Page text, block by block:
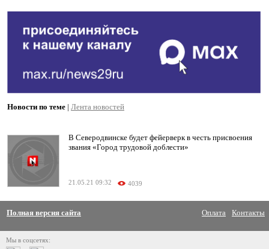
Новости по теме | Лента новостей
В Северодвинске будет фейерверк в честь присвоения
звания «Город трудовой доблести»
21.05.21 09:32 4039
Полная версия сайта Оплата Контакты
Мы в соцсетях: